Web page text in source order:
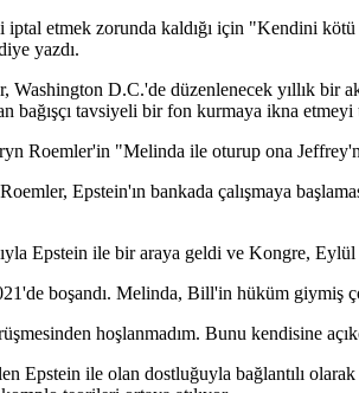
etmek zorunda kaldığı için "Kendini
yazdı.
Washington D.C.'de düzenlenecek yıllık bir
bağışçı tavsiyeli bir fon kurmaya ikna
Roemler'in "Melinda ile oturup ona
Epstein'ın bankada çalışmaya
Epstein ile bir araya geldi ve Kongre,
boşandı. Melinda, Bill'in hüküm giymiş
hoşlanmadım. Bunu kendisine
Epstein ile olan dostluğuyla bağlantılı